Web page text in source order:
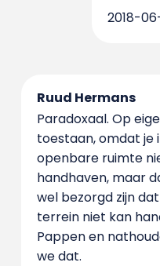
2018-06-
Ruud Hermans
Paradoxaal. Op
toestaan, omdat je
openbare ruimte
handhaven, maar
wel bezorgd zijn
terrein niet kan
Pappen en
we dat.